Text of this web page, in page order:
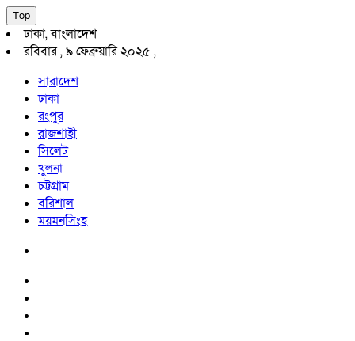
Top
ঢাকা, বাংলাদেশ
রবিবার , ৯ ফেব্রুয়ারি ২০২৫ ,
সারাদেশ
ঢাকা
রংপুর
রাজশাহী
সিলেট
খুলনা
চট্টগ্রাম
বরিশাল
ময়মনসিংহ